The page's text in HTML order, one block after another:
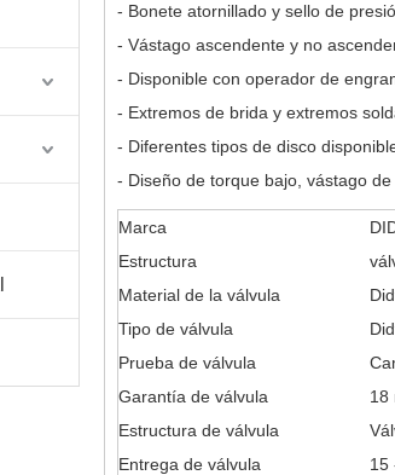
- Bonete atornillado y sello de
- Vástago ascendente y no
- Disponible con operador de
- Extremos de brida y extremos
- Diferentes tipos de disco
- Diseño de torque bajo, vástago
Marca
Estructura
Material de la válvula
Tipo de válvula
Prueba de válvula
Garantía de válvula
18
Estructura de válvula
Entrega de válvula
15